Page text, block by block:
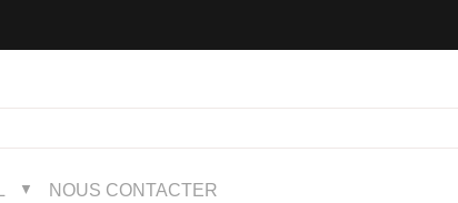
▼ NOUS CONTACTER